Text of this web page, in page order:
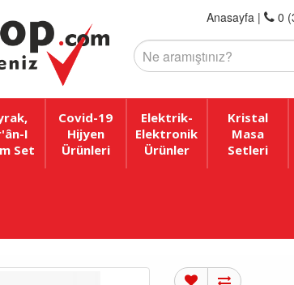
Anasayfa| 0
I
Set
Covid-19
Hijyen
Ürünleri
Elektrik-
Elektronik
Ürünler
Kristal
Masa
Setleri